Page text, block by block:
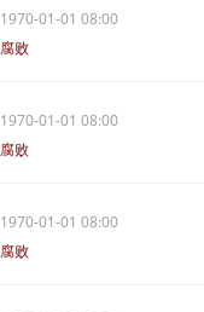
1970-01-01 08:00
腐败
1970-01-01 08:00
腐败
1970-01-01 08:00
腐败